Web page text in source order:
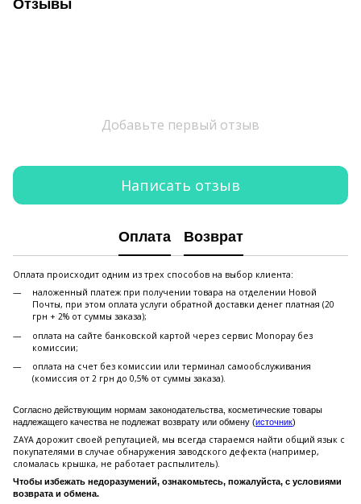
Отзывы
Добавьте первый отзыв
Написать отзыв
Оплата Возврат
Оплата происходит одним из трех способов на выбор клиента:
наложенный платеж при получении товара на отделении Новой
Почты, при этом оплата услуги обратной доставки денег платная (20
грн + 2% от суммы заказа);
оплата на сайте банковской картой через сервис Monopay без
комиссии;
оплата на счет без комиссии или терминал самообслуживания
(комиссия от 2 грн до 0,5% от суммы заказа).
Согласно действующим нормам законодательства, косметические товары
надлежащего качества не подлежат возврату или обмену (источник)
ZAYA дорожит своей репутацией, мы всегда стараемся найти общий язык с
покупателями в случае обнаружения заводского дефекта (например,
сломалась крышка, не работает распылитель).
Чтобы избежать недоразумений, ознакомьтесь, пожалуйста, с условиями
возврата и обмена.